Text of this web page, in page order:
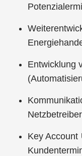
Entwicklung
Key Account